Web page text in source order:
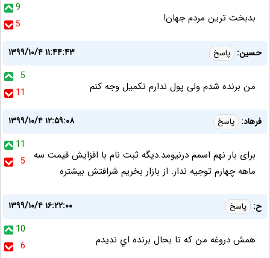
9
5
بدبخت ترین مردم جهان!
حسین: پاسخ
۱۳۹۹/۱۰/۴ ۱۱:۴۴:۴۳
5
11
من برنده شدم ولی پول ندارم تکمیل وجه کنم
فرهاد: پاسخ
۱۳۹۹/۱۰/۴ ۱۲:۵۹:۰۸
11
5
برای بار نهم اسمم درنیومد.دیگه ثبت نام با افزایش قیمت سه
ماهه چهارم توجیه ندار. از بازار بخریم شرافتش بیشتره
ح: پاسخ
۱۳۹۹/۱۰/۴ ۱۶:۲۲:۰۰
10
6
همش دروغه من كه تا بحال برنده اي نديدم